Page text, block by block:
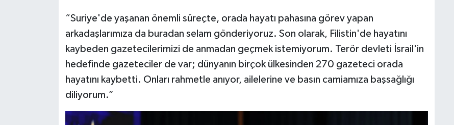
“Suriye'de yaşanan önemli süreçte, orada hayatı pahasına görev yapan
arkadaşlarımıza da buradan selam gönderiyoruz. Son olarak, Filistin'de hayatını
kaybeden gazetecilerimizi de anmadan geçmek istemiyorum. Terör devleti İsrail'in
hedefinde gazeteciler de var; dünyanın birçok ülkesinden 270 gazeteci orada
hayatını kaybetti. Onları rahmetle anıyor, ailelerine ve basın camiamıza başsağlığı
diliyorum.”